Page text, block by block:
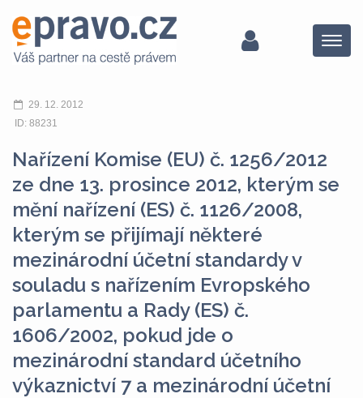
Menu
29. 12. 2012
ID: 88231
Nařízení Komise (EU) č. 1256/2012
ze dne 13. prosince 2012, kterým se
mění nařízení (ES) č. 1126/2008,
kterým se přijímají některé
mezinárodní účetní standardy v
souladu s nařízením Evropského
parlamentu a Rady (ES) č.
1606/2002, pokud jde o
mezinárodní standard účetního
výkaznictví 7 a mezinárodní účetní